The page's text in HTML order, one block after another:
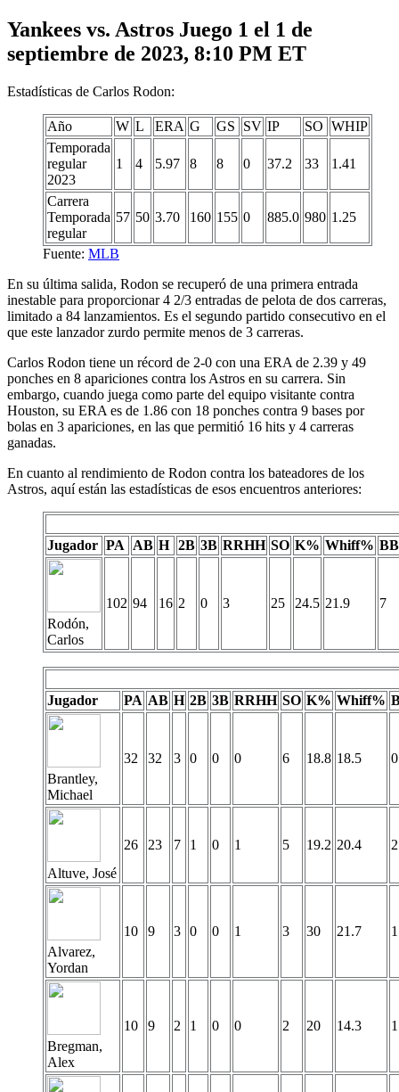
Yankees vs. Astros Juego 1 el 1 de
septiembre de 2023, 8:10 PM ET
Estadísticas de Carlos Rodon:
Año W L ERA G GS SV IP SO WHIP
Temporada
regular
2023
1 4 5.97 8 8 0 37.2 33 1.41
Carrera
Temporada
regular
57 50 3.70 160 155 0 885.0 980 1.25
Fuente: MLB
En su última salida, Rodon se recuperó de una primera entrada
inestable para proporcionar 4 2/3 entradas de pelota de dos carreras,
limitado a 84 lanzamientos. Es el segundo partido consecutivo en el
que este lanzador zurdo permite menos de 3 carreras.
Carlos Rodon tiene un récord de 2-0 con una ERA de 2.39 y 49
ponches en 8 apariciones contra los Astros en su carrera. Sin
embargo, cuando juega como parte del equipo visitante contra
Houston, su ERA es de 1.86 con 18 ponches contra 9 bases por
bolas en 3 apariciones, en las que permitió 16 hits y 4 carreras
ganadas.
En cuanto al rendimiento de Rodon contra los bateadores de los
Astros, aquí están las estadísticas de esos encuentros anteriores:
Jugador PA AB H 2B 3B RRHH SO K% Whiff% BB
Rodón,
Carlos
102 94 16 2 0 3 25 24.5 21.9 7
Jugador PA AB H 2B 3B RRHH SO K% Whiff%
Brantley,
Michael
32 32 3 0 0 0 6 18.8 18.5 0
Altuve, José
26 23 7 1 0 1 5 19.2 20.4 2
Alvarez,
Yordan
10 9 3 0 0 1 3 30 21.7 1
Bregman,
Alex
10 9 2 1 0 0 2 20 14.3 1